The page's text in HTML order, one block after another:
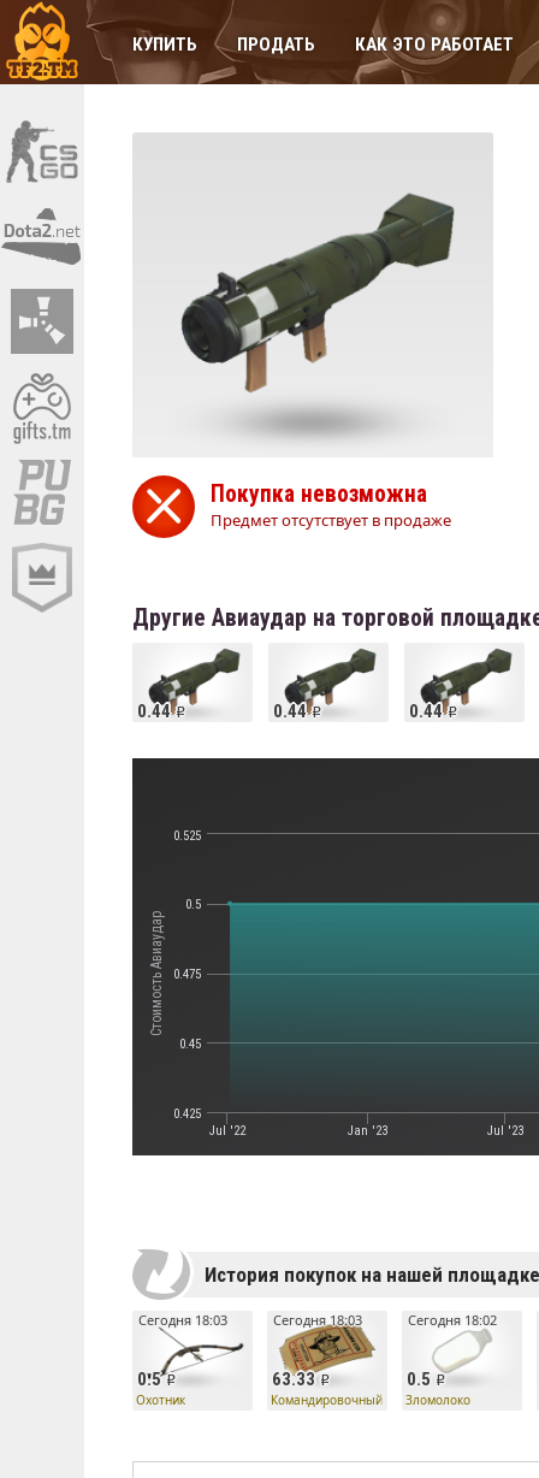
КУПИТЬ ПРОДАТЬ КАК ЭТО РАБОТАЕТ
Покупка невозможна
Предмет отсутствует в продаже
Другие Авиаудар на торговой
0.44 0.44 0.44
Стоимость Авиаудар
Jul '22 Jan '23 Jul '23
0.425
0.45
0.475
0.5
0.525
История покупок на нашей площадке
0.5
Сегодня 18:03
Охотник
63.33
Сегодня 18:03
Командировочный билет
0.5
Сегодня 18:02
Зломолоко